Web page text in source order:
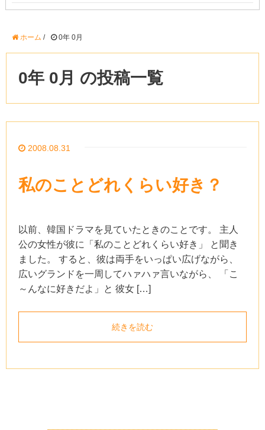
ホーム / 0年 0月
0年 0月 の投稿一覧
2008.08.31
私のことどれくらい好き？
以前、韓国ドラマを見ていたときのことです。 主人
公の女性が彼に「私のことどれくらい好き」 と聞き
ました。 すると、彼は両手をいっぱい広げながら、
広いグランドを一周してハァハァ言いながら、 「こ
～んなに好きだよ」と 彼女 […]
続きを読む